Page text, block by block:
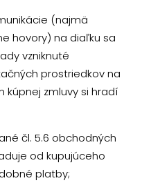
(najmä
hovory) na diaľku sa
vzniknuté
prostriedkov na
kúpnej zmluvy si hradí
čl. 5.6 obchodných
od kupujúceho
platby;